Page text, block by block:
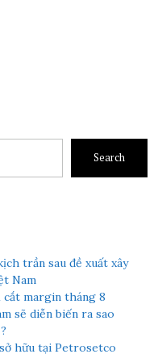
Search
trần sau đề xuất xây
Nam
cắt margin tháng 8
sẽ diễn biến ra sao
hữu tại Petrosetco